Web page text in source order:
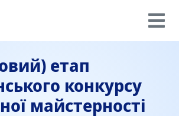
етап
конкурсу
майстерності